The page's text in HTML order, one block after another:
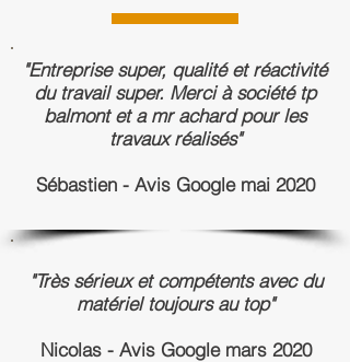
"Entreprise super, qualité et réactivité
du travail super. Merci à société tp
balmont et a mr achard pour les
travaux réalisés"
Sébastien - Avis Google mai 2020
"Très sérieux et compétents avec du
matériel toujours au top"
Nicolas - Avis Google mars 2020